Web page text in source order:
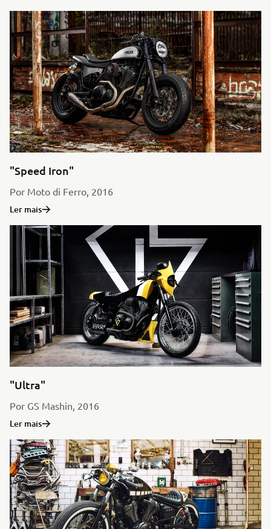
"Speed Iron"
Por Moto di Ferro, 2016
Ler mais
"Ultra"
Por GS Mashin, 2016
Ler mais